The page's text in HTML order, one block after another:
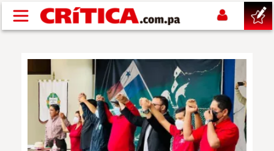
Pasar al contenido principal
SUCESOS
NACIONAL